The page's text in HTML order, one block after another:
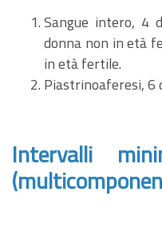
Sangue intero, 4
donna non in età
in età fertile.
Piastrinoaferesi, 6
Intervalli